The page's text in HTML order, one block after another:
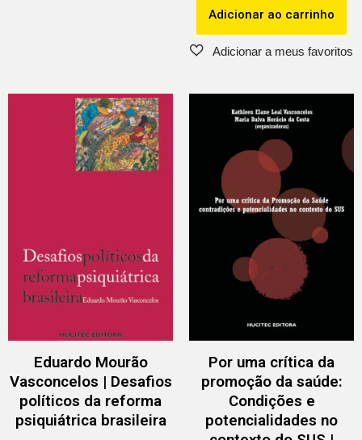
Adicionar ao carrinho
Eduardo Mourão
Vasconcelos | Desafios
políticos da reforma
psiquiátrica brasileira
Por uma crítica da
promoção da saúde:
Condições e
potencialidades no